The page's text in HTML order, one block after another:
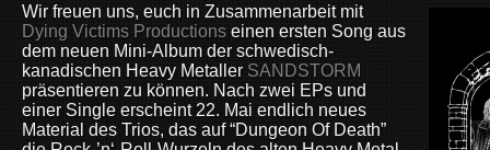
Wir freuen uns, euch in Zusammenarbeit mit
Dying Victims Productions einen ersten Song aus
dem neuen Mini-Album der schwedisch-
kanadischen Heavy Metaller SANDSTORM
präsentieren zu können. Nach zwei EPs und
einer Single erscheint 22. Mai endlich neues
Material des Trios, das auf “Dungeon Of Death”